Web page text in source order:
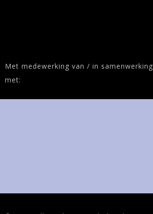
Met medewerking van / in samenwerking
met: